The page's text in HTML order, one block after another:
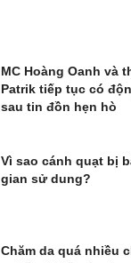
MC Hoàng Oanh và
Patrik tiếp tục có
sau tin đồn hẹn hò
Vì sao cánh quạt bị
gian sử dung?
Chăm da quá nhiều